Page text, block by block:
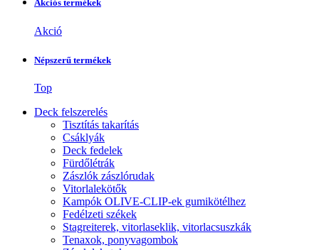
Akciós termékek
Akció
Népszerű termékek
Top
Deck felszerelés
Tisztítás takarítás
Csáklyák
Deck fedelek
Fürdőlétrák
Zászlók zászlórudak
Vitorlalekötők
Kampók OLIVE-CLIP-ek gumikötélhez
Fedélzeti székek
Stagreiterek, vitorlaseklik, vitorlacsuszkák
Tenaxok, ponyvagombok